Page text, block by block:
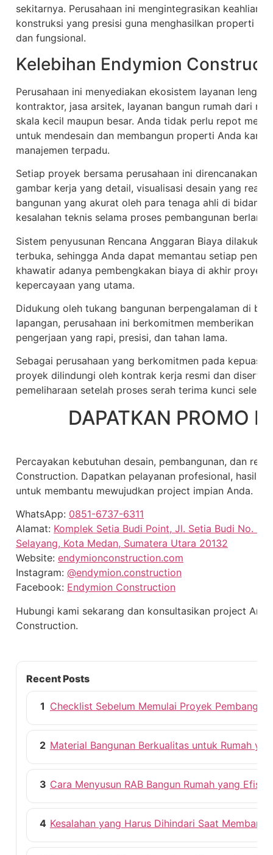
sekitarnya. Perusahaan ini mengintegrasikan keahlian
konstruksi yang presisi guna menghasilkan properti
dan fungsional.
Kelebihan Endymion
Perusahaan ini menyediakan ekosistem layanan
kontraktor, jasa arsitek, layanan bangun rumah dari
skala kecil maupun besar. Anda tidak perlu repot
untuk mendesain dan membangun properti Anda
manajemen terpadu.
Setiap proyek bersama perusahaan ini direncanakan
gambar kerja yang detail, visualisasi desain yang
bangunan yang akurat oleh para tenaga ahli di
kesalahan teknis selama proses pembangunan
Sistem penyusunan Rencana Anggaran Biaya
terbuka, sehingga Anda dapat memantau setiap
khawatir adanya pembengkakan biaya di akhir proyek.
kepercayaan yang utama.
Didukung oleh tukang bangunan berpengalaman di
lapangan, perusahaan ini berkomitmen memberikan
pengerjaan yang rapi, presisi, dan tahan lama.
Sebagai perusahaan yang berkomitmen pada
proyek dilindungi oleh kontrak kerja resmi dan disertai
pemeliharaan setelah proses serah terima kunci selesai
DAPATKAN PROMO
Percayakan kebutuhan desain, pembangunan, dan
Construction. Dapatkan pelayanan profesional, hasil
untuk membantu mewujudkan project impian Anda.
WhatsApp: 0851-6737-6311
Alamat: Komplek Setia Budi Point, Jl. Setia Budi No. 15
Selayang, Kota Medan, Sumatera Utara 20132
Website: endymionconstruction.com
Instagram: @endymion.construction
Facebook: Endymion Construction
Hubungi kami sekarang dan konsultasikan project
Construction.
Recent Posts
1 Checklist Sebelum Memulai Proyek
2 Material Bangunan Berkualitas untuk Rumah
3 Cara Menyusun RAB Bangun Rumah yang Efisien
4 Kesalahan yang Harus Dihindari Saat